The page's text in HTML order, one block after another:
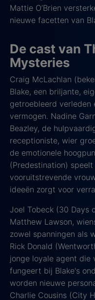
Mattie O’Brien
nieuwe facetten van
De cast van
Mysteries
Craig McLachlan
Blake, een briljante,
getroebleerd verleden
vermogen. Nadine
Beazley, de
receptioniste, wier
de emotionele
(Predestination) speelt
vooruitstrevende
ideeën zorgt voor
Joel Tobeck (30
Matthew Lawson,
zowel spanningen als
Rick Donald
jonge loyale agent die
fungeert bij Blake's
worden nieuwe
Charlie Cousins (City